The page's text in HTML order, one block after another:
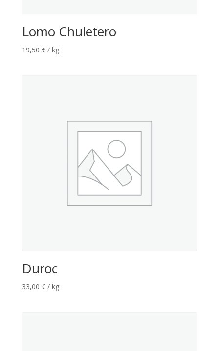
Lomo Chuletero
19,50 € / kg
Duroc
33,00 € / kg